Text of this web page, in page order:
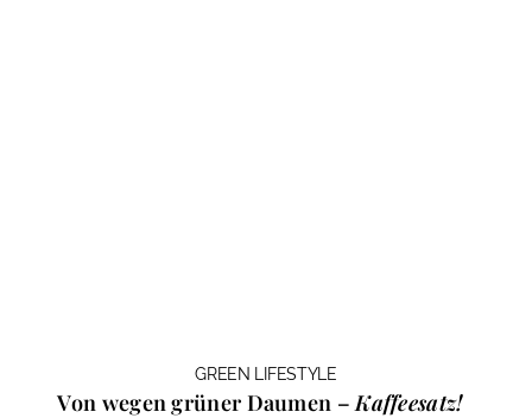
GREEN LIFESTYLE
Von wegen grüner Daumen – Kaffeesatz!